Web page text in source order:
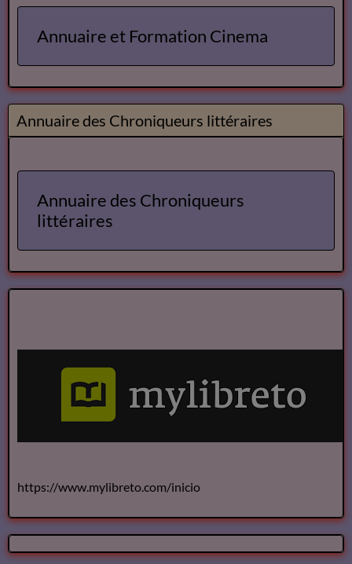
Annuaire et Formation Cinema
Annuaire des Chroniqueurs littéraires
Annuaire des Chroniqueurs
littéraires
https://www.mylibreto.com/inicio